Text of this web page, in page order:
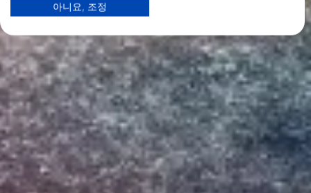
당사는 귀하의 데이터를 다음 목적으로 사용합니다:
Store and/or access information on a device
Use limited data to select advertising
Create profiles for personalised advertising
Use profiles to select personalised
advertising
Create profiles to personalise content
아니요, 조정